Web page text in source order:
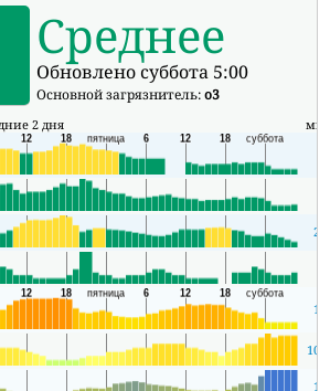
Среднее
Обновлено суббота 5:00
Основной загрязнитель:o3
2 дня
25
18
19